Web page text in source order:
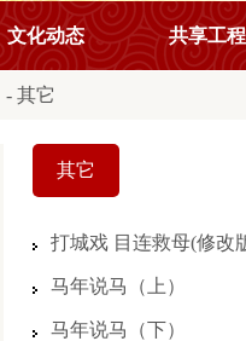
文化动态 共享工程
- 其它
其它
打城戏 目连救母(修改
马年说马（上）
马年说马（下）